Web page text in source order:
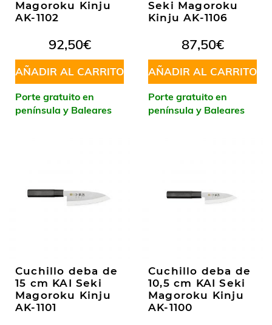
Magoroku Kinju
AK-1102
92,50€
AÑADIR AL CARRITO
Porte gratuito en
península y Baleares
Seki Magoroku
Kinju AK-1106
87,50€
AÑADIR AL CARRITO
Porte gratuito en
península y Baleares
Cuchillo deba de
15 cm KAI Seki
Magoroku Kinju
AK-1101
Cuchillo deba de
10,5 cm KAI Seki
Magoroku Kinju
AK-1100